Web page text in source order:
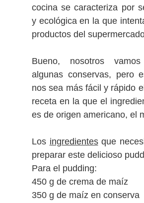
cocina se caracteriza por
y ecológica en la que
productos del
Bueno, nosotros
algunas conservas, pero
nos sea más fácil y rápido
receta en la que el
es de origen americano, el
Los ingredientesque
preparar este delicioso
Para el pudding:
450 g de crema de maíz
350 g de maíz en conserva